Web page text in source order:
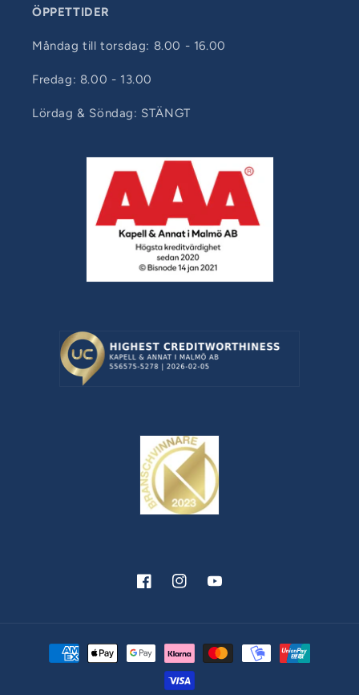
ÖPPETTIDER
Måndag till torsdag: 8.00 - 16.00
Fredag: 8.00 - 13.00
Lördag & Söndag: STÄNGT
FacebookInstagramYouTube
Betalningsmetoder